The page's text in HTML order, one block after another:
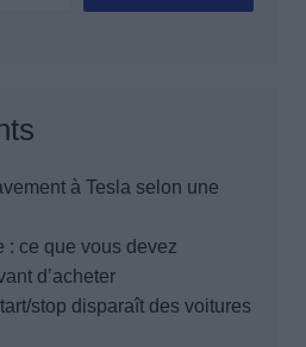
à Tesla selon une
: ce que vous devez
d’acheter
stop disparaît des voitures